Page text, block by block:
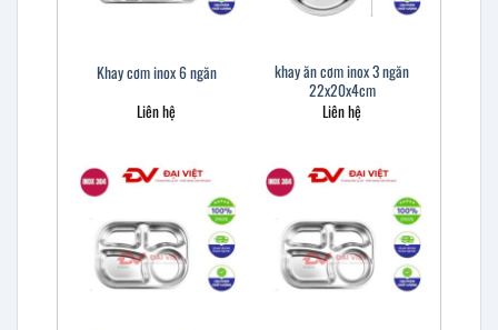
Khay cơm inox 6 ngăn
Liên hệ
khay ăn cơm inox 3 ngăn
22x20x4cm
Liên hệ